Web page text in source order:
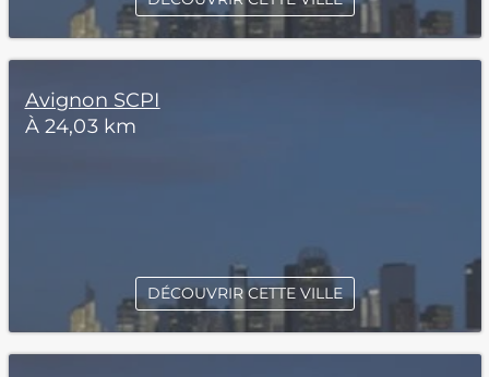
Avignon SCPI
À 24,03 km
DÉCOUVRIR CETTE VILLE